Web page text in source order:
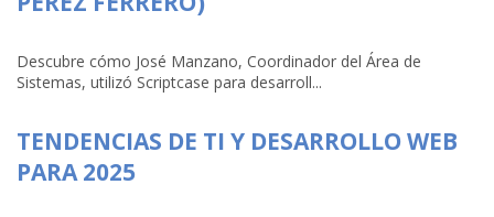
Descubre cómo José Manzano, Coordinador del Área de
Sistemas, utilizó Scriptcase para desarroll...
TENDENCIAS DE TI Y DESARROLLO WEB
PARA 2025